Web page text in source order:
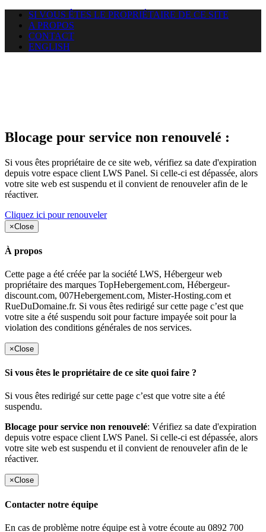
SI VOUS ÊTES LE PROPRIÉTAIRE DE CE SITE
A PROPOS
CONTACT
ENGLISH
Blocage pour service non renouvelé :
Si vous êtes propriétaire de ce site web, vérifiez sa date d'expiration
depuis votre espace client LWS Panel. Si celle-ci est dépassée, alors
votre site web est suspendu et il convient de renouveler afin de le
réactiver.
Cliquez ici pour renouveler
×Close
À propos
Cette page a été créée par la société LWS, Hébergeur web
propriétaire des marques TopHebergement.com, Hébergeur-
discount.com, 007Hebergement.com, Mister-Hosting.com et
RueDuDomaine.fr. Si vous êtes redirigé sur cette page c’est que
votre site a été suspendu soit pour facture impayée soit pour la
violation des conditions générales de nos services.
×Close
Si vous êtes le propriétaire de ce site quoi faire ?
Si vous êtes redirigé sur cette page c’est que votre site a été
suspendu.
Blocage pour service non renouvelé: Vérifiez sa date d'expiration
depuis votre espace client LWS Panel. Si celle-ci est dépassée, alors
votre site web est suspendu et il convient de renouveler afin de le
réactiver.
×Close
Contacter notre équipe
En cas de problème notre équipe est à votre écoute au 0892 700